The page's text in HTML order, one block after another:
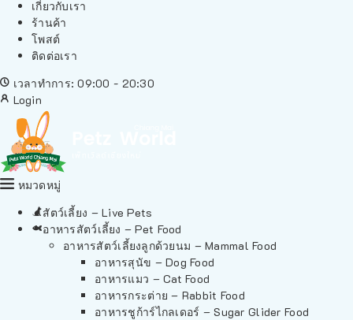
เกี่ยวกับเรา
ร้านค้า
โพสต์
ติดต่อเรา
เวลาทำการ: 09:00 - 20:30
Login
หมวดหมู่
สัตว์เลี้ยง – Live Pets
อาหารสัตว์เลี้ยง – Pet Food
อาหารสัตว์เลี้ยงลูกด้วยนม – Mammal Food
อาหารสุนัข – Dog Food
อาหารแมว – Cat Food
อาหารกระต่าย – Rabbit Food
อาหารชูก้าร์ไกลเดอร์ – Sugar Glider Food